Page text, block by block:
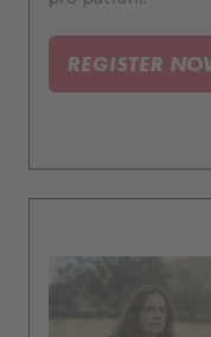
REGISTER